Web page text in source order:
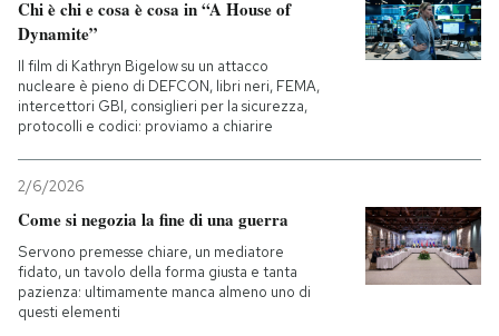
Chi è chi e cosa è cosa in “A House of
Dynamite”
Il film di Kathryn Bigelow su un attacco
nucleare è pieno di DEFCON, libri neri, FEMA,
intercettori GBI, consiglieri per la sicurezza,
protocolli e codici: proviamo a chiarire
2/6/2026
Come si negozia la fine di una guerra
Servono premesse chiare, un mediatore
fidato, un tavolo della forma giusta e tanta
pazienza: ultimamente manca almeno uno di
questi elementi